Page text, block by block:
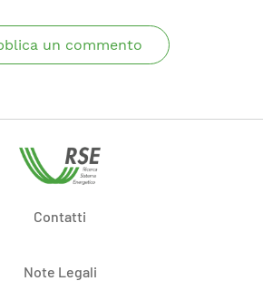
un commento
Contatti
Note Legali